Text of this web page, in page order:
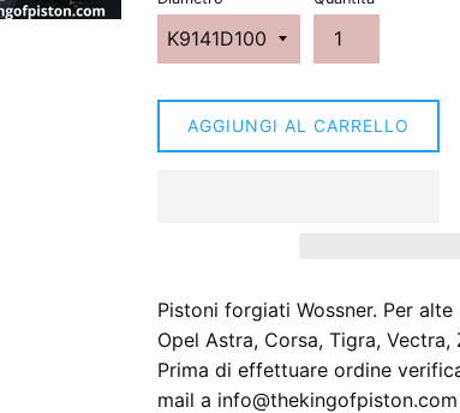
AGGIUNGI AL CARRELLO
Pistoni forgiati Wossner. Per
Opel Astra, Corsa, Tigra, Vectra,
Prima di effettuare ordine
mail a info@thekingofpiston.com